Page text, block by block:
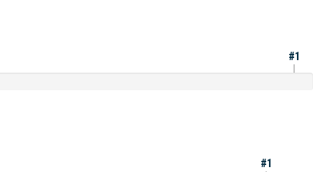
#1
#1